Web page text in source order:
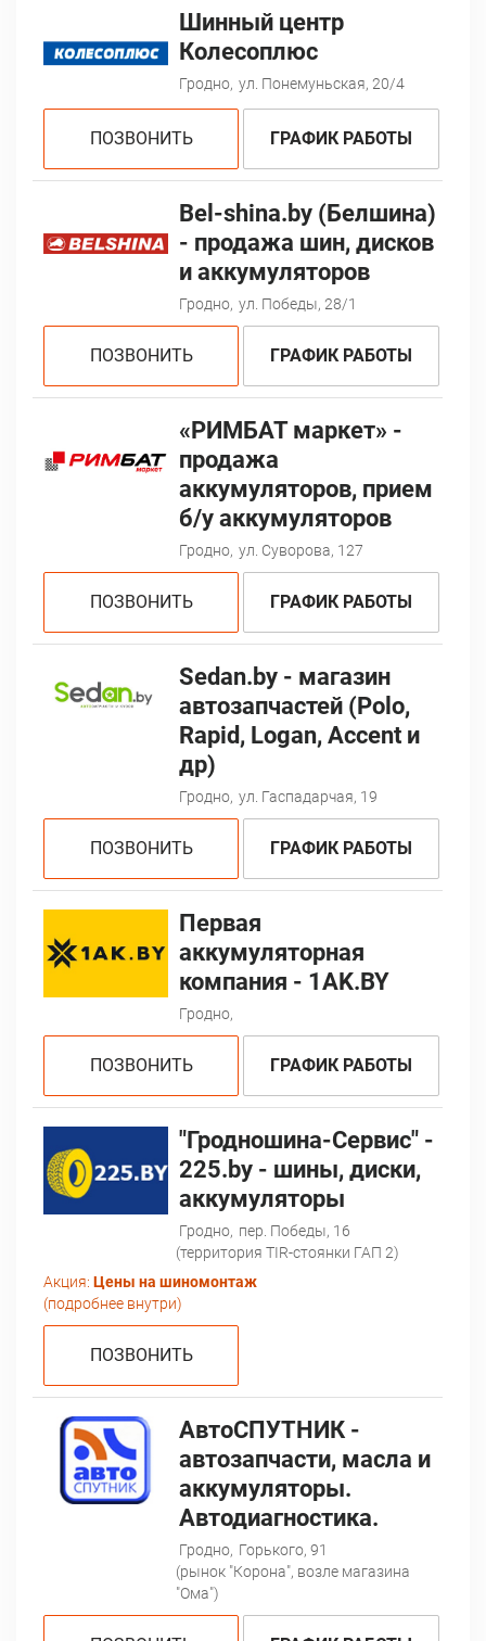
Шинный центр
Колесоплюс
Гродно, ул. Понемуньская, 20/4
ПОЗВОНИТЬ ГРАФИК РАБОТЫ
Bel-shina.by (Белшина)
- продажа шин, дисков
и аккумуляторов
Гродно, ул. Победы, 28/1
ПОЗВОНИТЬ ГРАФИК РАБОТЫ
«РИМБАТ маркет» -
продажа
аккумуляторов, прием
б/у аккумуляторов
Гродно, ул. Суворова, 127
ПОЗВОНИТЬ ГРАФИК РАБОТЫ
Sedan.by - магазин
автозапчастей (Polo,
Rapid, Logan, Accent и
др)
Гродно, ул. Гаспадарчая, 19
ПОЗВОНИТЬ ГРАФИК РАБОТЫ
Первая
аккумуляторная
компания - 1AK.BY
Гродно,
ПОЗВОНИТЬ ГРАФИК РАБОТЫ
"Гродношина-Сервис" -
225.by - шины, диски,
аккумуляторы
Гродно, пер. Победы, 16
(территория TIR-стоянки ГАП 2)
Акция: Цены на шиномонтаж
(подробнее внутри)
ПОЗВОНИТЬ
АвтоСПУТНИК -
автозапчасти, масла и
аккумуляторы.
Автодиагностика.
Гродно, Горького, 91
(рынок "Корона", возле магазина
"Ома")